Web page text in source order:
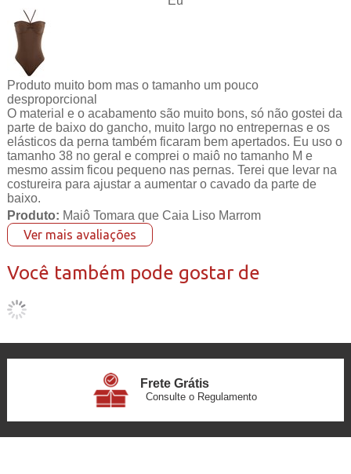
Produto muito bom mas o tamanho um pouco
desproporcional
O material e o acabamento são muito bons, só não gostei da
parte de baixo do gancho, muito largo no entrepernas e os
elásticos da perna também ficaram bem apertados. Eu uso o
tamanho 38 no geral e comprei o maiô no tamanho M e
mesmo assim ficou pequeno nas pernas. Terei que levar na
costureira para ajustar a aumentar o cavado da parte de
baixo.
Produto: Maiô Tomara que Caia Liso Marrom
Ver mais avaliações
Você também pode gostar de
Frete Grátis
Consulte o Regulamento